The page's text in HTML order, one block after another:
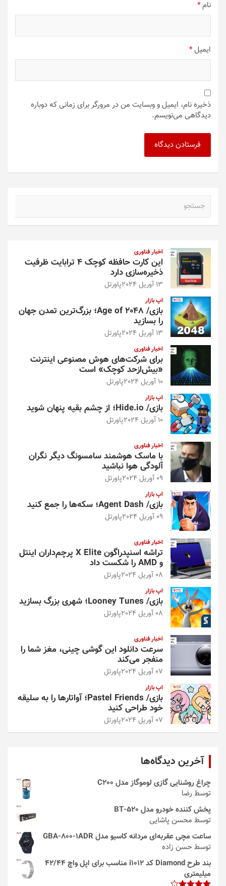
نام*
ایمیل*
ذخیره نام، ایمیل و وبسایت من در مرورگر برای زمانی که دوباره
دیدگاهی می‌نویسم.
اخبار فناوری
این کارت حافظه کوچک ۴ ترابایت ظرفیت
ذخیره‌سازی دارد
13 آوریل 2024 پاورتل
اپ بازار
بازی/ Age of 2048؛ بزرگ‌ترین تمدن جهان
را بسازید
13 آوریل 2024 پاورتل
اخبار فناوری
برای شرکت‌های هوش مصنوعی اینترنت
«بیش‌از‌حد کوچک» است
10 آوریل 2024 پاورتل
اپ بازار
بازی/ Hide.io؛ از چشم بقیه پنهان شوید
10 آوریل 2024 پاورتل
اخبار فناوری
با ماسک هوشمند سامسونگ دیگر نگران
آلودگی هوا نباشید
09 آوریل 2024 پاورتل
اپ بازار
بازی/ Agent Dash؛ سکه‌ها را جمع کنید
09 آوریل 2024 پاورتل
اخبار فناوری
تراشه اسنپدراگون X Elite پرچم‌داران اینتل
و AMD را شکست داد
08 آوریل 2024 پاورتل
اپ بازار
بازی/ Looney Tunes؛ شهری بزرگ بسازید
08 آوریل 2024 پاورتل
اخبار فناوری
سرعت دانلود این گوشی چینی، مغز شما را
منفجر می‌کند
07 آوریل 2024 پاورتل
اپ بازار
بازی/ Pastel Friends؛ آواتارها را به سلیقه
خود طراحی کنید
07 آوریل 2024 پاورتل
آخرین دیدگاه‌ها
چراغ روشنایی گازی لوموگاز مدل C200
توسط رضا
پخش کننده خودرو مدل 520-BT
توسط محسن پاشایی
ساعت مچی عقربه‌ای مردانه کاسیو مدل GBA-800-1ADR
توسط حسن زاده
بند طرح Diamond کد i1012 مناسب برای اپل واچ 42/44
میلیمتری